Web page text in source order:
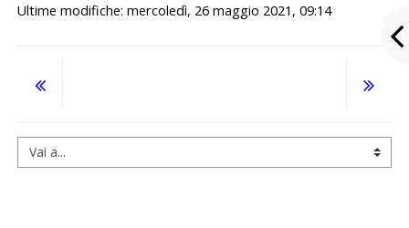
Ultime modifiche: mercoledì, 26 maggio 2021, 09:14
Vai a...